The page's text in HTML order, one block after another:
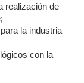
realización de
la industria
con la